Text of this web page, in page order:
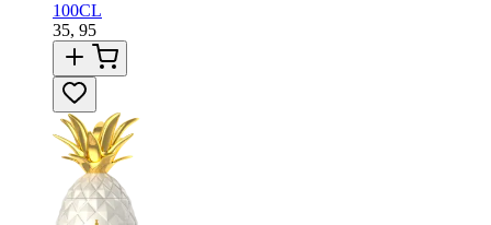
100CL
35, 95